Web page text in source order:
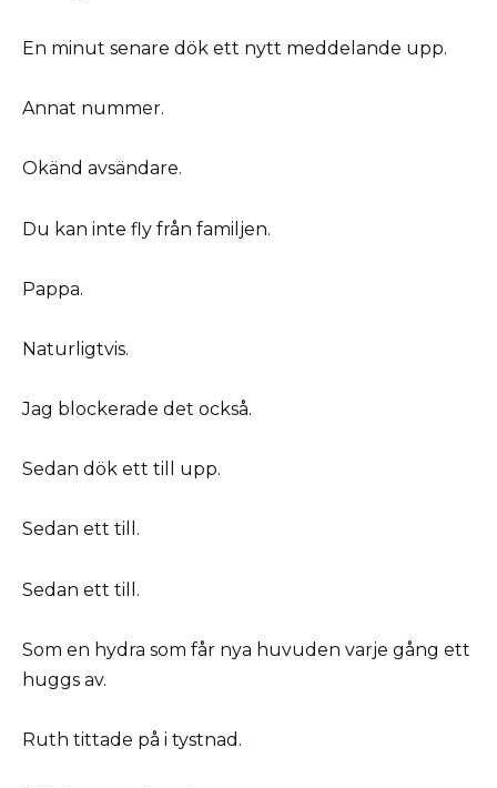
En minut senare dök ett nytt meddelande upp.
Annat nummer.
Okänd avsändare.
Du kan inte fly från familjen.
Pappa.
Naturligtvis.
Jag blockerade det också.
Sedan dök ett till upp.
Sedan ett till.
Sedan ett till.
Som en hydra som får nya huvuden varje gång ett
huggs av.
Ruth tittade på i tystnad.